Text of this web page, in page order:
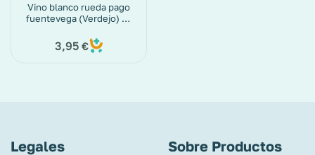
Vino blanco rueda pago
fuentevega (Verdejo) 75
3,95 €
Legales Sobre Productos